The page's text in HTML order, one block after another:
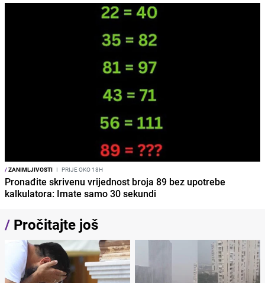
/ZANIMLJIVOSTI I PRIJE OKO 18H
Pronađite skrivenu vrijednost broja 89 bez upotrebe
kalkulatora: Imate samo 30 sekundi
/ Pročitajte još